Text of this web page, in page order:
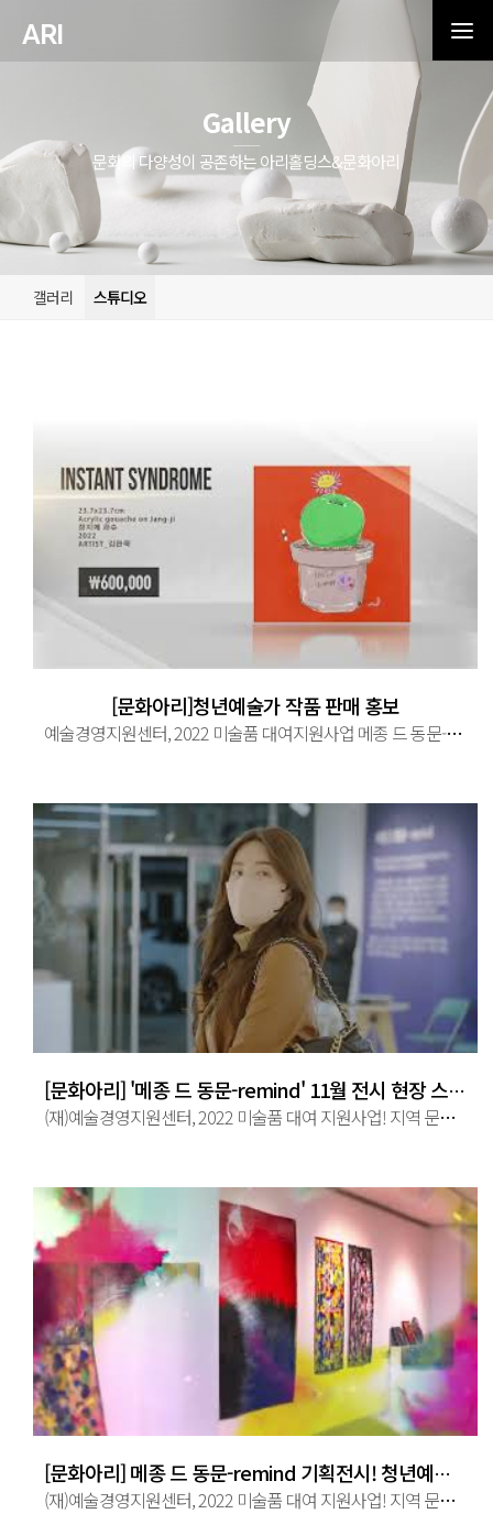
ARI
Gallery
문화의 다양성이 공존하는 아리홀딩스&문화아리
갤러리 스튜디오
[문화아리]청년예술가 작품 판매 홍보
예술경영지원센터, 2022 미술품 대여지원사업 메종 드 동문-remind 기획전시 참여작가 작품 판매 및 홍보영상.
[문화아리] '메종 드 동문-remind' 11월 전시 현장 스케치
(재)예술경영지원센터, 2022 미술품 대여 지원사업! 지역 문화 공간 내 전시 전주시민놀이터 1층 동문그림가게(전주시 완산구 동문 ...
[문화아리] 메종 드 동문-remind 기획전시! 청년예술가를 만나다
(재)예술경영지원센터, 2022 미술품 대여 지원사업! 지역 문화 공간 내 전시 전주시민놀이터 1층 동문그림가게(전주시 완산구 동문 ...